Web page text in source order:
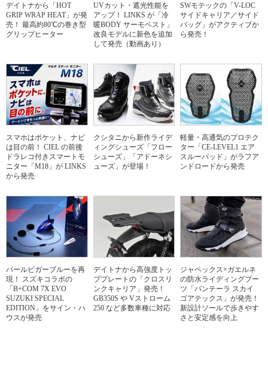
デイトナから「HOT
GRIP WRAP HEAT」が発
売！ 最高約80℃の巻き型
グリップヒーター
UVカット・遮光性能を
アップ！ LINKS が「冷
暖BODY サーモベスト」
改良モデルに新色を追加
して発売（動画あり）
SWモテックの「V-LOC
サイドキャリア／サイド
バッグ」がアクティブか
ら発売！
スマホはポケット、ナビ
は目の前！ CIEL の前後
ドラレコ付きスマートモ
ニター「M18」が LINKS
から発売
クシタニから新作ライデ
ィングシューズ「フロー
シューズ」「アドーネシ
ューズ」が登場！
軽量・高通気のプロテク
ター「CE-LEVEL1 エア
スルーパッド」がラフア
ンドロードから発売
パールビガーブルーを再
現！ スズキコラボの
「B+COM 7X EVO
SUZUKI SPECIAL
EDITION」をサイン・ハ
ウスが発売
デイトナから高強度トッ
ププレートの「クロスリ
ンクキャリア」発売！
GB350S や Vストローム
250 など多数車種に対応
ジャペックス×ガエルネ
の防水ライディングブー
ツ「パンテーラ スカイ
ゴアテックス」が発売！
新設計ソールで歩きやす
さと安定感を向上